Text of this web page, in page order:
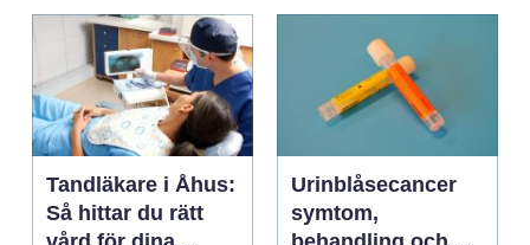
Tandläkare i Åhus:
Så hittar du rätt
Urinblåsecancer
symtom,